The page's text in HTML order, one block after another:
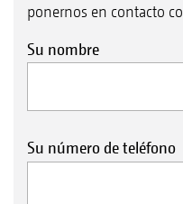
ponernos en contacto
Su nombre
Su número de teléfono